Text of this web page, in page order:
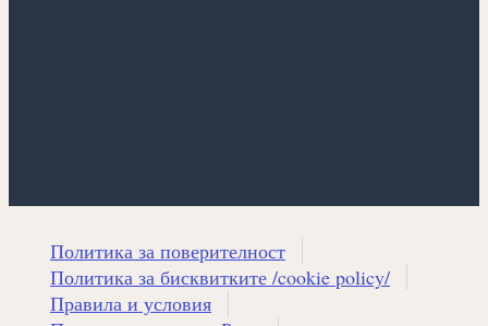
Политика за поверителност
Политика за бисквитките /cookie policy/
Правила и условия